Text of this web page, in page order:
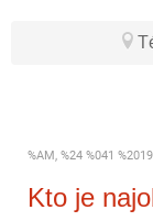
%AM, %24 %041
Kto je